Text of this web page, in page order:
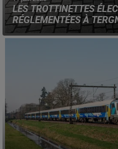
LES TROTTINETTES
RÉGLEMENTÉES À
La mairie de la commune de